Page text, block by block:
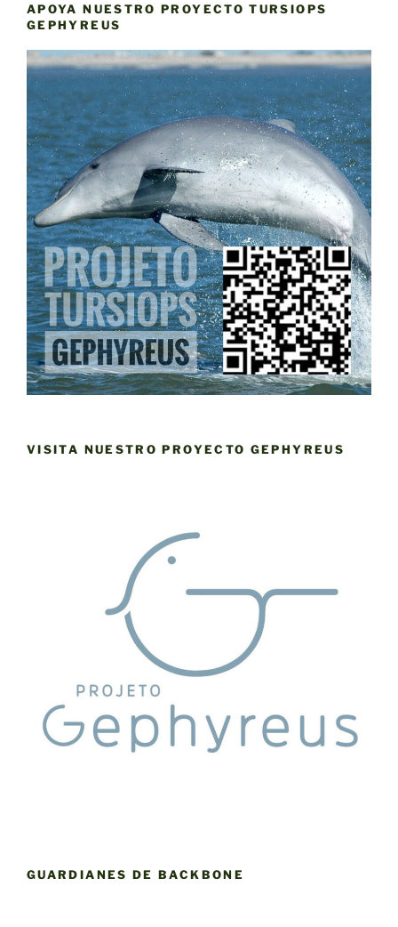
APOYA NUESTRO PROYECTO TURSIOPS
GEPHYREUS
VISITA NUESTRO PROYECTO GEPHYREUS
GUARDIANES DE BACKBONE